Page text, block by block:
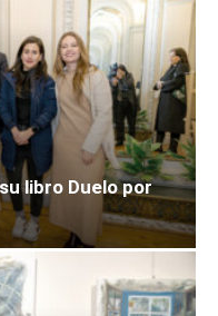
libro Duelo por